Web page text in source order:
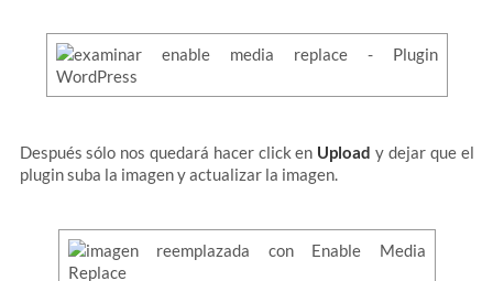
Después sólo nos quedará hacer click en Upload y dejar que el
plugin suba la imagen y actualizar la imagen.